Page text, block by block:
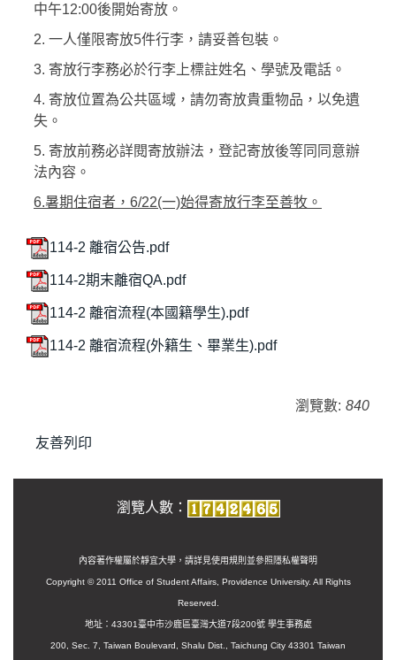
中午12:00後開始寄放。
2. 一人僅限寄放5件行李，請妥善包裝。
3. 寄放行李務必於行李上標註姓名、學號及電話。
4. 寄放位置為公共區域，請勿寄放貴重物品，以免遺
失。
5. 寄放前務必詳閱寄放辦法，登記寄放後等同同意辦
法內容。
6.暑期住宿者，6/22(一)始得寄放行李至善牧。
114-2 離宿公告.pdf
114-2期末離宿QA.pdf
114-2 離宿流程(本國籍學生).pdf
114-2 離宿流程(外籍生、畢業生).pdf
瀏覽數: 840
友善列印
瀏覽人數：
內容著作權屬於靜宜大學，請詳見使用規則並參照隱私權聲明
Copyright © 2011 Office of Student Affairs, Providence University. All Rights
Reserved.
地址：43301臺中市沙鹿區臺灣大道7段200號 學生事務處
200, Sec. 7, Taiwan Boulevard, Shalu Dist., Taichung City 43301 Taiwan